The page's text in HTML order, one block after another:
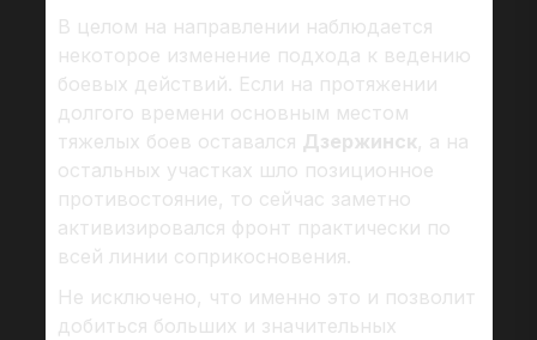
В целом на направлении наблюдается
некоторое изменение подхода к ведению
боевых действий. Если на протяжении
долгого времени основным местом
тяжелых боев оставался Дзержинск, а на
остальных участках шло позиционное
противостояние, то сейчас заметно
активизировался фронт практически по
всей линии соприкосновения.
Не исключено, что именно это и позволит
добиться больших и значительных